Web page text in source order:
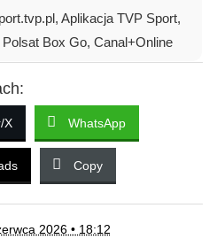
Aplikacja TVP Sport,
Box Go, Canal+Online
X WhatsApp
Copy
2026 • 18:12